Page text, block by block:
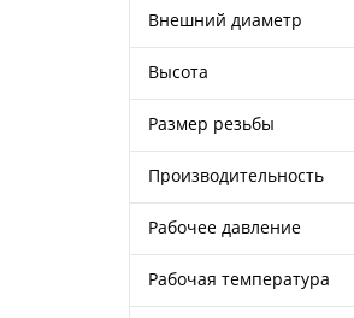
Внешний диаметр
Высота
Размер резьбы
Производительность
Рабочее давление
Рабочая температура